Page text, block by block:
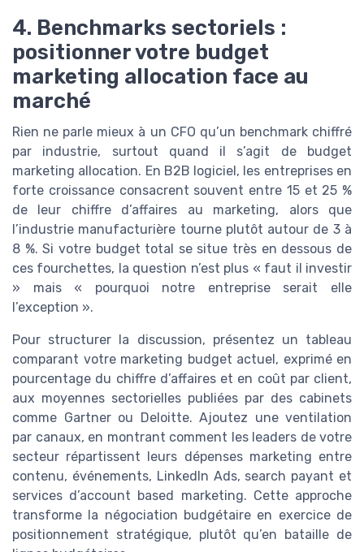
4. Benchmarks sectoriels :
positionner votre budget
marketing allocation face au
marché
Rien ne parle mieux à un CFO qu’un benchmark chiffré
par industrie, surtout quand il s’agit de budget
marketing allocation. En B2B logiciel, les entreprises en
forte croissance consacrent souvent entre 15 et 25 %
de leur chiffre d’affaires au marketing, alors que
l’industrie manufacturière tourne plutôt autour de 3 à
8 %. Si votre budget total se situe très en dessous de
ces fourchettes, la question n’est plus « faut il investir
» mais « pourquoi notre entreprise serait elle
l’exception ».
Pour structurer la discussion, présentez un tableau
comparant votre marketing budget actuel, exprimé en
pourcentage du chiffre d’affaires et en coût par client,
aux moyennes sectorielles publiées par des cabinets
comme Gartner ou Deloitte. Ajoutez une ventilation
par canaux, en montrant comment les leaders de votre
secteur répartissent leurs dépenses marketing entre
contenu, événements, LinkedIn Ads, search payant et
services d’account based marketing. Cette approche
transforme la négociation budgétaire en exercice de
positionnement stratégique, plutôt qu’en bataille de